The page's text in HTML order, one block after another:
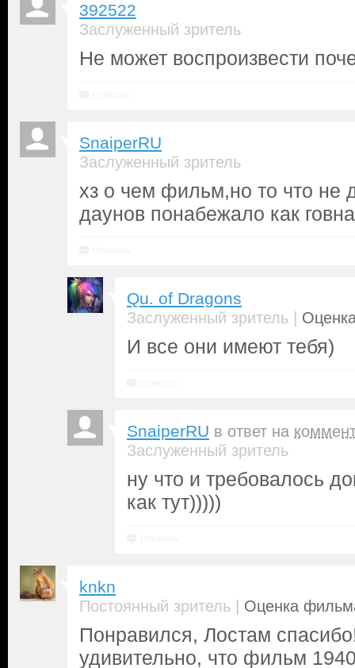
392522
Заслуженный зритель
Не может воспроизвести
SnaiperRU
Заслуженный зритель
хз о чем фильм,но то что не
даунов понабежало как
Qu. of Dragons
Заслуженный зритель |
И все они имеют тебя)
SnaiperRU в ответ на
Заслуженный зритель
ну что и требовалось
как тут)))))
knkn
Постоянный зритель | Оценка
Понравился, Лостам
удивительно, что фильм